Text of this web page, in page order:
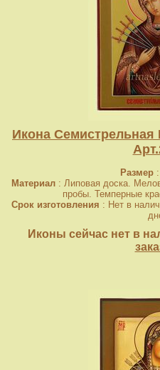
Икона Семистрельная
Размер:
Материал : Липовая доска.
пробы. Темперные
Срок изготовления : Нет в
Иконы сейчас нет в